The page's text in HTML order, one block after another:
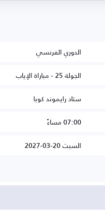
الدوري الفرنسي
الجولة 25 - مباراة الإياب
ستاد رايموند كوبا
07:00 مساءً
السبت 20-03-2027